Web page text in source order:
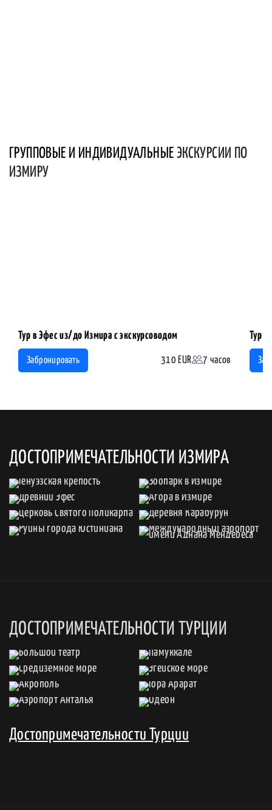
ГРУППОВЫЕ И ИНДИВИДУАЛЬНЫЕ ЭКСКУРСИИ ПО
ИЗМИРУ
Тур в Эфес из/до Измира с экскурсоводом
Забронировать 310 EUR 7 часов
Тур в
ДОСТОПРИМЕЧАТЕЛЬНОСТИ ИЗМИРА
ДОСТОПРИМЕЧАТЕЛЬНОСТИ ТУРЦИИ
Достопримечательности Турции